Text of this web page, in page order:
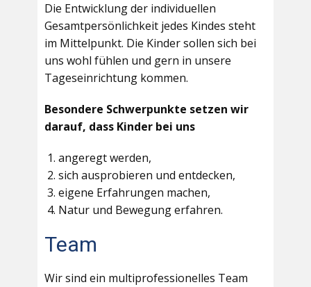
Die Entwicklung der individuellen
Gesamtpersönlichkeit jedes Kindes steht
im Mittelpunkt. Die Kinder sollen sich bei
uns wohl fühlen und gern in unsere
Tageseinrichtung kommen.
Besondere Schwerpunkte setzen wir
darauf, dass Kinder bei uns
angeregt werden,
sich ausprobieren und entdecken,
eigene Erfahrungen machen,
Natur und Bewegung erfahren.
Team
Wir sind ein multiprofessionelles Team